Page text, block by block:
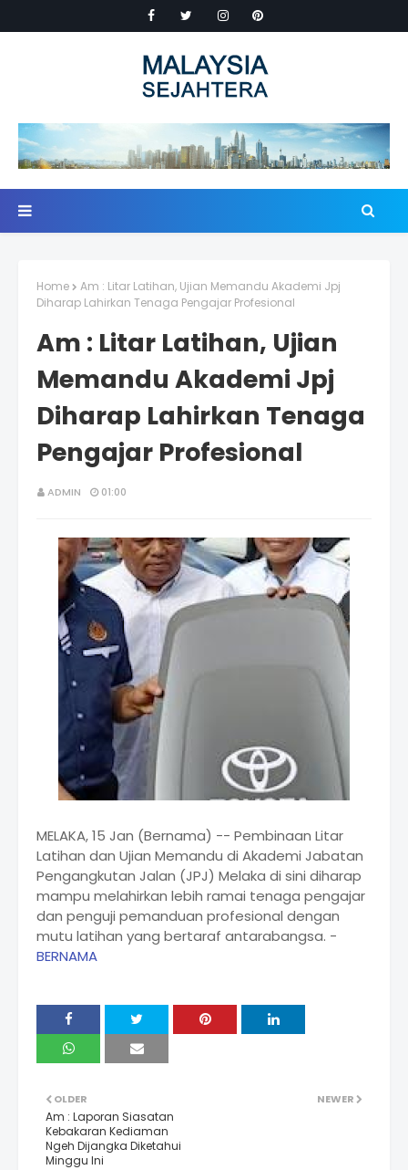
Home
Am : Litar Latihan, Ujian Memandu Akademi Jpj
Diharap Lahirkan Tenaga Pengajar Profesional
Am : Litar Latihan, Ujian
Memandu Akademi Jpj
Diharap Lahirkan Tenaga
Pengajar Profesional
ADMIN 01:00
MELAKA, 15 Jan (Bernama) -- Pembinaan Litar
Latihan dan Ujian Memandu di Akademi Jabatan
Pengangkutan Jalan (JPJ) Melaka di sini diharap
mampu melahirkan lebih ramai tenaga pengajar
dan penguji pemanduan profesional dengan
mutu latihan yang bertaraf antarabangsa. -
BERNAMA
NEWER
OLDER
Am : Laporan Siasatan
Kebakaran Kediaman
Ngeh Dijangka Diketahui
Minggu Ini